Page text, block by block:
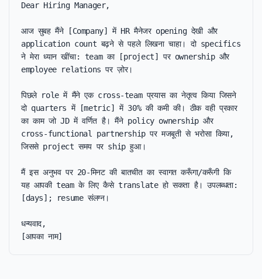
Dear Hiring Manager,
आज सुबह मैंने [Company] में HR मैनेजर opening देखी और
application count बढ़ने से पहले लिखना चाहा। दो specifics
ने मेरा ध्यान खींचा: team का [project] पर ownership और
employee relations पर ज़ोर।
पिछले role में मैंने एक cross-team प्रयास का नेतृत्व किया जिसने
दो quarters में [metric] में 30% की कमी की। ठीक वही प्रकार
का काम जो JD में वर्णित है। मैंने policy ownership और
cross-functional partnership पर मजबूती से भरोसा किया,
जिससे project समय पर ship हुआ।
मैं इस अनुभव पर 20-मिनट की बातचीत का स्वागत करूँगा/करूँगी कि
यह आपकी team के लिए कैसे translate हो सकता है। उपलब्धता:
[days]; resume संलग्न।
धन्यवाद,
[आपका नाम]